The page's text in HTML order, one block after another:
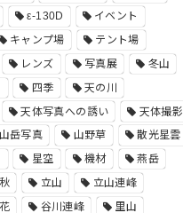
ε-130D
イベント
キャンプ場
テント場
レンズ 写真展
冬山
四季
天の川
天体写真への誘い
天体撮影
山岳写真 山野草
散光星雲
星空 機材
燕岳
秋 立山
立山連峰
花 谷川連峰
里山